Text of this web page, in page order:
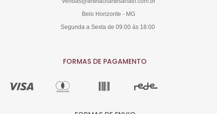
Belo Horizonte - MG
Segunda a Sexta de 09:00 ás 18:00
FORMAS DE PAGAMENTO